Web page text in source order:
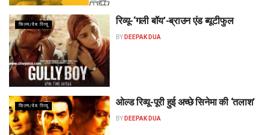
फिल्म/वेब रिव्यू रिव्यू-‘गली बॉय’-ब्राउन एंड ब्यूटीफुल
BY DEEPAK DUA
फिल्म/वेब रिव्यू ओल्ड रिव्यू-पूरी हुई अच्छे सिनेमा की ‘तलाश’
BY DEEPAK DUA